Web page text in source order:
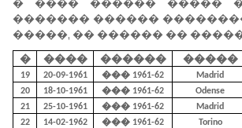
� ���� ������ �����
������� ������
�����, �� ������ ��
�
���� ������ �����
19 20-09-1961 ��� 1961-62 Madrid
20 18-10-1961 ��� 1961-62 Odense
21 25-10-1961 ��� 1961-62 Madrid
22 14-02-1962 ��� 1961-62 Torino